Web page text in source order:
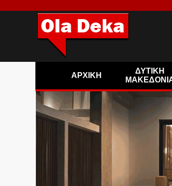
ΑΡΧΙΚΗ
ΔΥΤΙΚΗ